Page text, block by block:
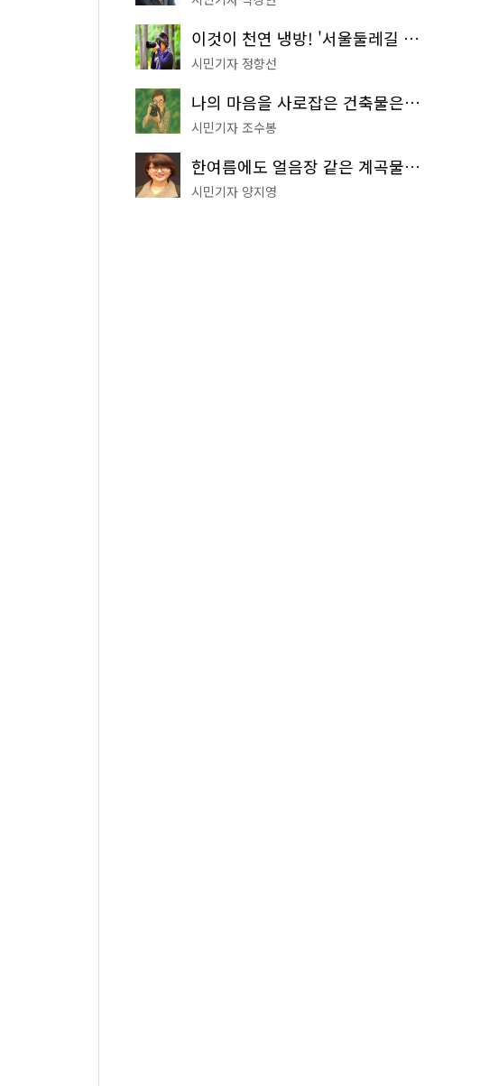
이것이 천연 냉방! '서울둘레길 9코스'로 숲속 피서 떠나볼까
시민기자 정향선
나의 마음을 사로잡은 건축물은? '서울시 건축상' 수상작 공개!
시민기자 조수봉
한여름에도 얼음장 같은 계곡물! 서울 '진관사 계곡'이 천국이네~
시민기자 양지영